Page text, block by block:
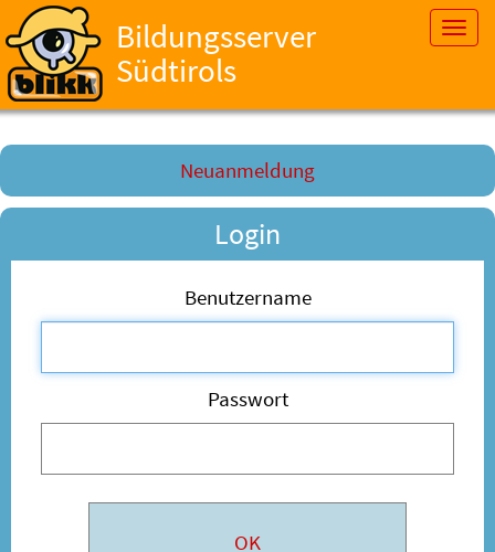
Bildungsserver
Südtirols
Neuanmeldung
Login
Benutzername
Passwort